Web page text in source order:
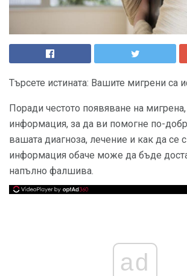
Търсете истината: Вашите мигрени са
Поради честото появяване на
информация, за да ви помогне по-
вашата диагноза, лечение и как да се
информация обаче може да бъде
напълно фалшива.
ad